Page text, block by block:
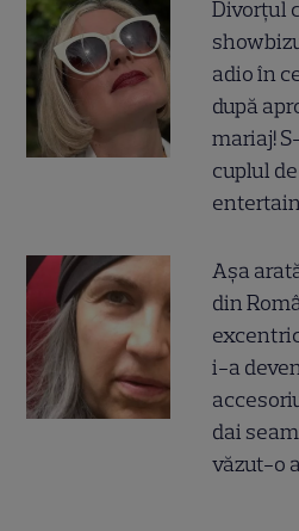
Divorțul
adio în
după
mariaj!
cuplul
Așa
din
i-a
dai
văzut-o